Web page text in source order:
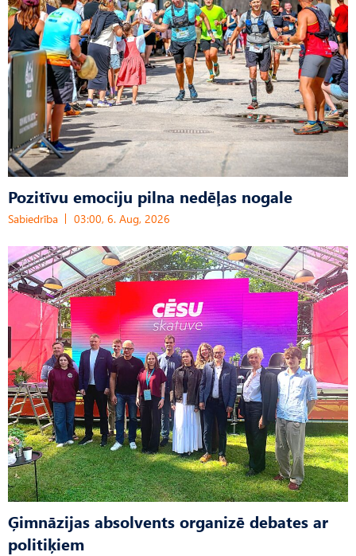
Pozitīvu emociju pilna nedēļas nogale
Sabiedrība 03:00, 6. Aug, 2026
Ģimnāzijas absolvents organizē debates ar
politiķiem